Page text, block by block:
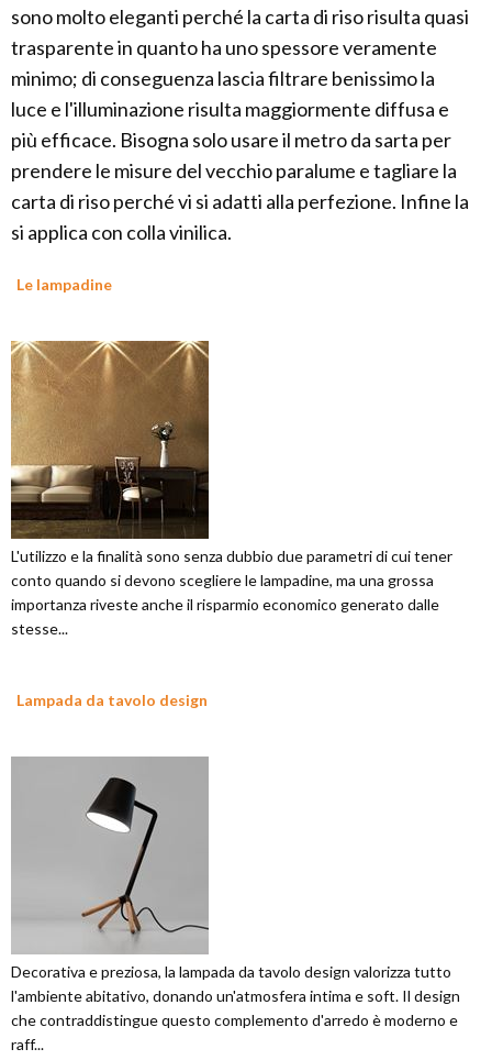
sono molto eleganti perché la carta di riso risulta quasi
trasparente in quanto ha uno spessore veramente
minimo; di conseguenza lascia filtrare benissimo la
luce e l'illuminazione risulta maggiormente diffusa e
più efficace. Bisogna solo usare il metro da sarta per
prendere le misure del vecchio paralume e tagliare la
carta di riso perché vi si adatti alla perfezione. Infine la
si applica con colla vinilica.
Le lampadine
L'utilizzo e la finalità sono senza dubbio due parametri di cui tener
conto quando si devono scegliere le lampadine, ma una grossa
importanza riveste anche il risparmio economico generato dalle
stesse...
Lampada da tavolo design
Decorativa e preziosa, la lampada da tavolo design valorizza tutto
l'ambiente abitativo, donando un'atmosfera intima e soft. Il design
che contraddistingue questo complemento d'arredo è moderno e
raff...